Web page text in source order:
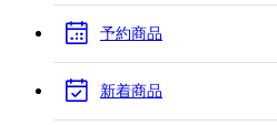
予約商品
新着商品